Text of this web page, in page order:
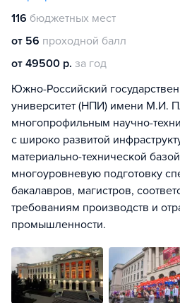
116 бюджетных мест
от 56 проходной балл
от 49500 р. за год
Южно-Российский
университет (НПИ) имени М.И.
многопрофильным научно-
с широко развитой
материально-технической
многоуровневую подготовку
бакалавров, магистров,
требованиям производств и
промышленности.